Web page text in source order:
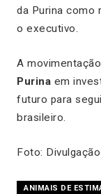
da Purina como
o executivo.
A
Purina em
futuro para
brasileiro.
Foto: Divulgação
ANIMAIS DE